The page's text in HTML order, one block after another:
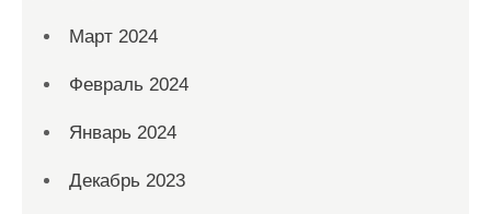
Март 2024
Февраль 2024
Январь 2024
Декабрь 2023